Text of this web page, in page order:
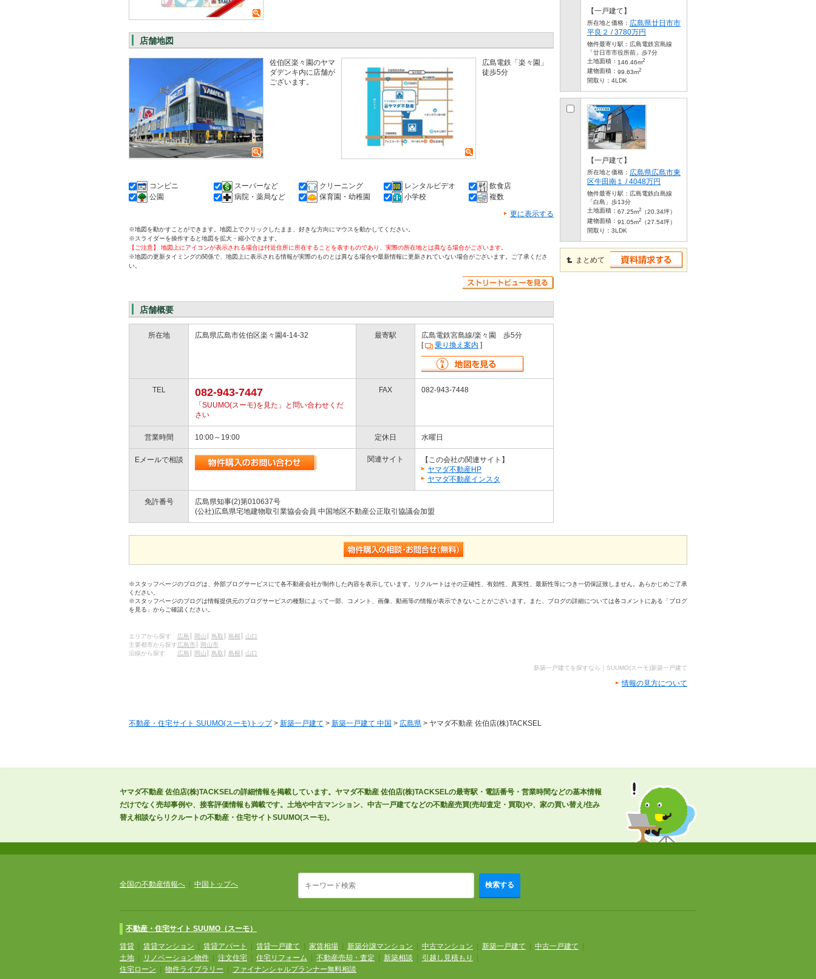
店舗地図
佐伯区楽々園のヤマ
ダデンキ内に店舗が
ございます。
広島電鉄「楽々園」
徒歩5分
コンビニ スーパーなど クリーニング レンタルビデオ
飲食店
公園
病院・薬局など 保育園・幼稚園 小学校
複数
更に表示する
※地図を動かすことができます。地図上でクリックしたまま、好きな方向にマウスを動かしてください。
※スライダーを操作すると地図を拡大・縮小できます。
【ご注意】 地図上にアイコンが表示される場合は付近住所に所在することを表すものであり、実際の所在地とは異なる場合がございます。
※地図の更新タイミングの関係で、地図上に表示される情報が実際のものとは異なる場合や最新情報に更新されていない場合がございます。ご了承くださ
い。
店舗概要
所在地 広島県広島市佐伯区楽々園4-14-32 最寄駅
広島電鉄宮島線/楽々園 歩5分
[
乗り換え案内 ]
TEL 082-943-7447
「SUUMO(スーモ)を見た」と問い合わせくだ
さい
FAX 082-943-7448
営業時間 10:00～19:00 定休日 水曜日
Eメールで相談 関連サイト
【この会社の関連サイト】
ヤマダ不動産HP
ヤマダ不動産インスタ
免許番号
広島県知事(2)第010637号
(公社)広島県宅地建物取引業協会会員 中国地区不動産公正取引協議会加盟
【一戸建て】
所在地と価格： 広島県廿日市市
平良２ / 3780万円
物件最寄り駅： 広島電鉄宮島線
「廿日市市役所前」歩7分
土地面積： 146.46m2
建物面積： 99.63m2
間取り： 4LDK
【一戸建て】
所在地と価格： 広島県広島市東
区牛田南１ / 4048万円
物件最寄り駅： 広島電鉄白島線
「白島」歩13分
土地面積： 67.25m2 （20.34坪）
建物面積： 91.05m2 （27.54坪）
間取り： 3LDK
まとめて
※スタッフページのブログは、外部ブログサービスにて各不動産会社が制作した内容を表示しています。リクルートはその正確性、有効性、真実性、最新性等につき一切保証致しません。あらかじめご了承
ください。
※スタッフページのブログは情報提供元のブログサービスの種類によって一部、コメント、画像、動画等の情報が表示できないことがございます。また、ブログの詳細については各コメントにある「ブログ
を見る」からご確認ください。
エリアから探す 広島 岡山 鳥取 島根
山口
主要都市から探す広島市
岡山市
沿線から探す
広島 岡山 鳥取 島根 山口
新築一戸建てを探すなら｜SUUMO(スーモ)新築一戸建て
情報の見方について
不動産・住宅サイト SUUMO(スーモ)トップ> 新築一戸建て > 新築一戸建て 中国 > 広島県 > ヤマダ不動産 佐伯店(株)TACKSEL
ヤマダ不動産 佐伯店(株)TACKSELの詳細情報を掲載しています。ヤマダ不動産 佐伯店(株)TACKSELの最寄駅・電話番号・営業時間などの基本情報
だけでなく売却事例や、接客評価情報も満載です。土地や中古マンション、中古一戸建てなどの不動産売買(売却査定・買取)や、家の買い替え/住み
替え相談ならリクルートの不動産・住宅サイトSUUMO(スーモ)。
全国の不動産情報へ 中国トップへ 検索する
不動産・住宅サイト SUUMO（スーモ）
賃貸 賃貸マンション 賃貸アパート 賃貸一戸建て 家賃相場 新築分譲マンション 中古マンション 新築一戸建て 中古一戸建て
土地
リノベーション物件 注文住宅 住宅リフォーム 不動産売却・査定 新築相談 引越し見積もり
住宅ローン
物件ライブラリー ファイナンシャルプランナー無料相談